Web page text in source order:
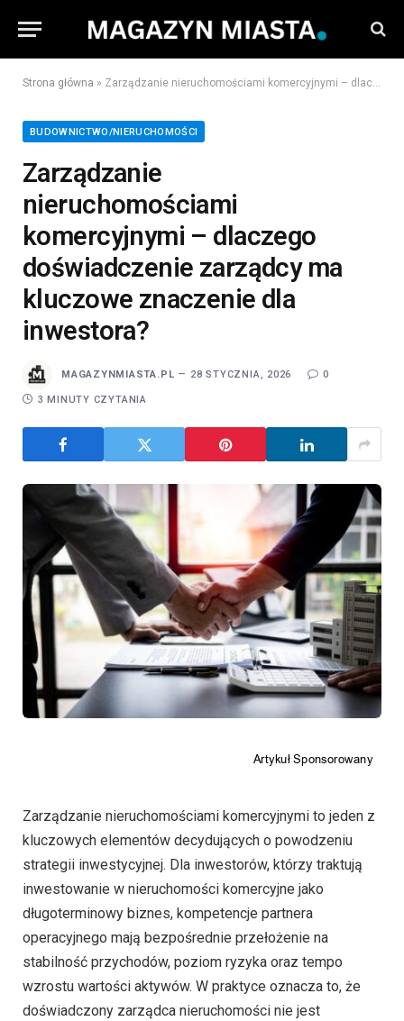
Strona główna » Zarządzanie nieruchomościami komercyjnymi – dlaczego doświadczenie zarządcy ma kluczowe znaczenie dla inwestora?
BUDOWNICTWO/NIERUCHOMOŚCI
Zarządzanie
nieruchomościami
komercyjnymi – dlaczego
doświadczenie zarządcy ma
kluczowe znaczenie dla
inwestora?
MAGAZYNMIASTA.PL 28 STYCZNIA, 2026 0
3 MINUTY CZYTANIA
Zarządzanie nieruchomościami komercyjnymi to jeden z
kluczowych elementów decydujących o powodzeniu
strategii inwestycyjnej. Dla inwestorów, którzy traktują
inwestowanie w nieruchomości komercyjne jako
długoterminowy biznes, kompetencje partnera
operacyjnego mają bezpośrednie przełożenie na
stabilność przychodów, poziom ryzyka oraz tempo
wzrostu wartości aktywów. W praktyce oznacza to, że
doświadczony zarządca nieruchomości nie jest